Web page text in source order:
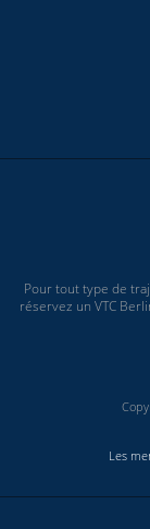
Pour tout type de
réservez un VTC
Les